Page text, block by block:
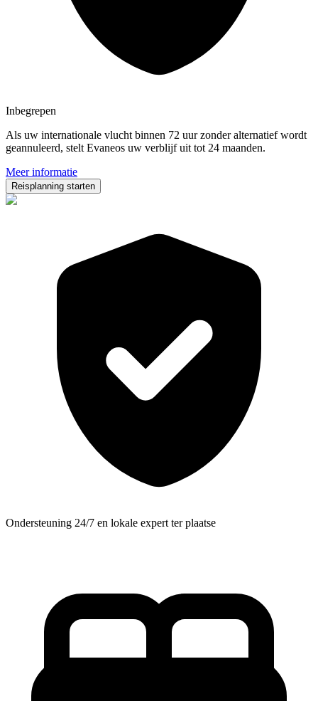
Inbegrepen
Als uw internationale vlucht binnen 72 uur zonder alternatief wordt
geannuleerd, stelt Evaneos uw verblijf uit tot 24 maanden.
Meer informatie
Reisplanning starten
Ondersteuning 24/7 en lokale expert ter plaatse